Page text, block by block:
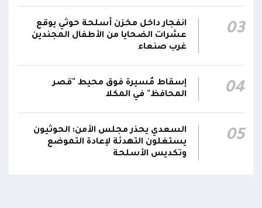
لتوجيهات القيادة السياسية والعسكرية
ومقتضيات الموقف العملياتي
الناطق باسم القوات المسلحة: العملية جسدت
وحدة المحاور والقيادة والسيطرة للقوات المسلحة
03
انفجار داخل مخزن أسلحة حوثي يوقع
عشرات الضحايا من الأطفال المجندين
غرب صنعاء
04
إسقاط مُسيرة فوق محيط "قصر
المحافظ" في المكلا
05
السعدي يحذر مجلس الأمن: الحوثيون
يستغلون التهدئة لإعادة التموضع
وتكديس الأسلحة